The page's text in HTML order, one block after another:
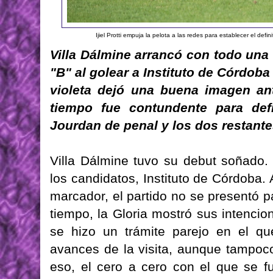
Ijiel Protti empuja la pelota a las redes para establecer el
Villa Dálmine arrancó con todo
"B" al golear a Instituto de
violeta dejó una buena imagen
tiempo fue contundente para
Jourdan de penal y los dos
Villa Dálmine tuvo su debut
los candidatos, Instituto de
marcador, el partido no se presentó
tiempo, la Gloria mostró sus
se hizo un trámite parejo en el
avances de la visita, aunque
eso, el cero a cero con el que se